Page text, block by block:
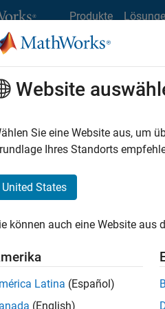
Produkte
MathWorks
Stellensuche
Stellen
Es
Region
Website
Sie eine Website aus, um
Ihres Standorts
United States
können auch eine Website aus
Latina (Español)
(English)